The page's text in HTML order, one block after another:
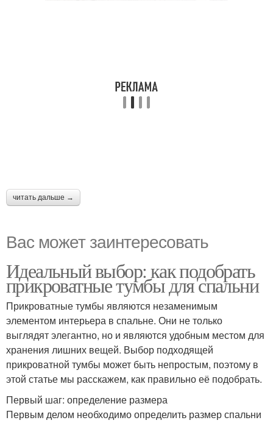
читать дальше →
Вас может заинтересовать
Идеальный выбор: как подобрать
прикроватные тумбы для спальни
Прикроватные тумбы являются незаменимым
элементом интерьера в спальне. Они не только
выглядят элегантно, но и являются удобным местом для
хранения лишних вещей. Выбор подходящей
прикроватной тумбы может быть непростым, поэтому в
этой статье мы расскажем, как правильно её подобрать.
Первый шаг: определение размера
Первым делом необходимо определить размер спальни